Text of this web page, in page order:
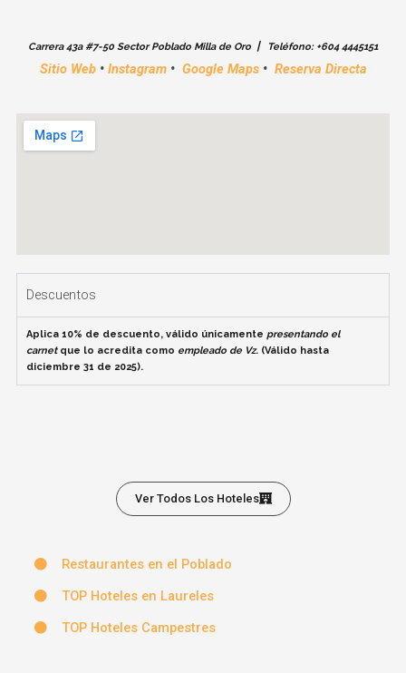
Carrera 43a #7-50 Sector Poblado Milla de Oro | Teléfono: +604 4445151
Sitio Web • Instagram • Google Maps • Reserva Directa
Descuentos
Aplica 10% de descuento, válido únicamente presentando el
carnetque lo acredita como empleado de Vz. (Válido hasta
diciembre 31 de 2025).
Ver Todos Los Hoteles
Restaurantes en el Poblado
TOP Hoteles en Laureles
TOP Hoteles Campestres